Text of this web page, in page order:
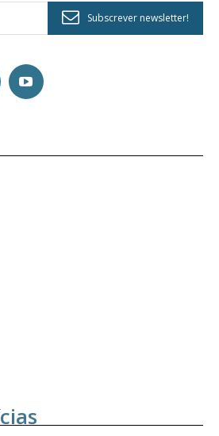
Subscrever newsletter!